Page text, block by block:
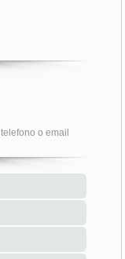
o email